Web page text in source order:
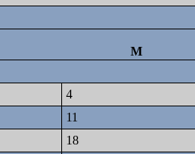
M
4
11
18